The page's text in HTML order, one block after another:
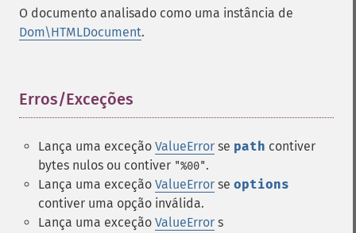
O documento analisado como uma instância de
Dom\HTMLDocument.
Erros/Exceções
Lança uma exceção ValueError se path contiver
bytes nulos ou contiver "%00".
Lança uma exceção ValueError se options
contiver uma opção inválida.
Lança uma exceção ValueError s